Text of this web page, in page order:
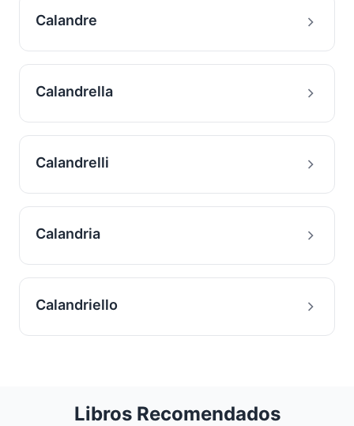
Calandre
Calandrella
Calandrelli
Calandria
Calandriello
Libros Recomendados